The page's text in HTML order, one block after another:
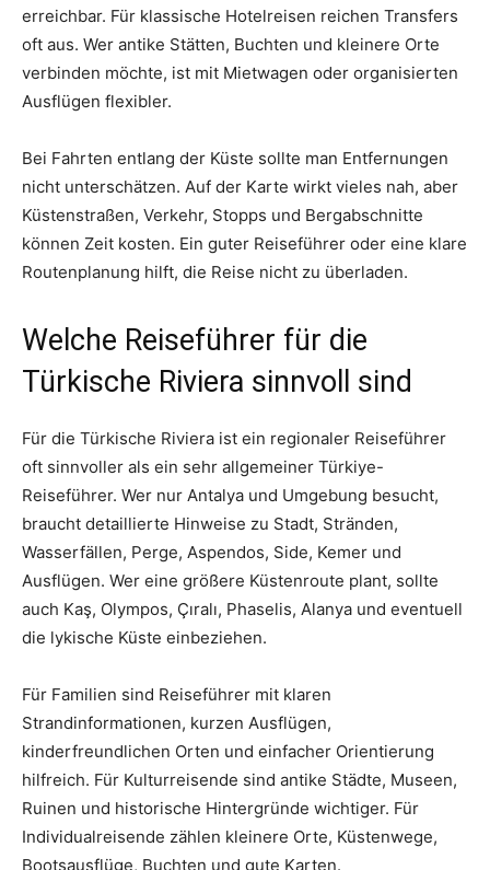
erreichbar. Für klassische Hotelreisen reichen Transfers
oft aus. Wer antike Stätten, Buchten und kleinere Orte
verbinden möchte, ist mit Mietwagen oder organisierten
Ausflügen flexibler.
Bei Fahrten entlang der Küste sollte man Entfernungen
nicht unterschätzen. Auf der Karte wirkt vieles nah, aber
Küstenstraßen, Verkehr, Stopps und Bergabschnitte
können Zeit kosten. Ein guter Reiseführer oder eine klare
Routenplanung hilft, die Reise nicht zu überladen.
Welche Reiseführer für die
Türkische Riviera sinnvoll sind
Für die Türkische Riviera ist ein regionaler Reiseführer
oft sinnvoller als ein sehr allgemeiner Türkiye-
Reiseführer. Wer nur Antalya und Umgebung besucht,
braucht detaillierte Hinweise zu Stadt, Stränden,
Wasserfällen, Perge, Aspendos, Side, Kemer und
Ausflügen. Wer eine größere Küstenroute plant, sollte
auch Kaş, Olympos, Çıralı, Phaselis, Alanya und eventuell
die lykische Küste einbeziehen.
Für Familien sind Reiseführer mit klaren
Strandinformationen, kurzen Ausflügen,
kinderfreundlichen Orten und einfacher Orientierung
hilfreich. Für Kulturreisende sind antike Städte, Museen,
Ruinen und historische Hintergründe wichtiger. Für
Individualreisende zählen kleinere Orte, Küstenwege,
Bootsausflüge, Buchten und gute Karten.